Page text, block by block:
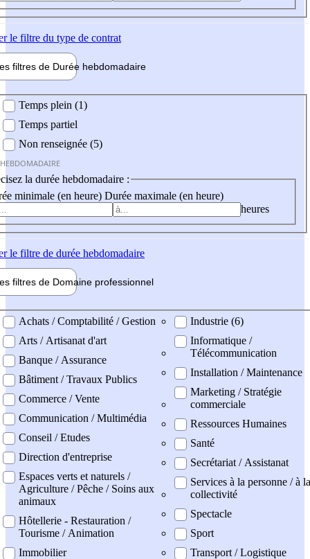
le filtre du type de contrat
filtres de Durée hebdomadaire
Temps plein (1)
Temps partiel
Non renseignée (5)
la durée hebdomadaire :
minimale (en heure) Durée maximale (en heure)
heures
le filtre de durée hebdomadaire
filtres de Domaine professionnel
professionel
Achats / Comptabilité / Gestion
Arts / Artisanat d'art
Banque / Assurance
Bâtiment / Travaux Publics
Commerce / Vente
Communication / Multimédia
Conseil / Etudes
Direction d'entreprise
Espaces verts et naturels /
Agriculture / Pêche / Soins aux
animaux
Hôtellerie - Restauration /
Tourisme / Animation
Immobilier
Industrie (6)
Informatique /
Télécommunication
Installation / Maintenance
Marketing / Stratégie
commerciale
Ressources Humaines
Santé
Secrétariat / Assistanat
Services à la personne / à la
collectivité
Spectacle
Sport
Transport / Logistique